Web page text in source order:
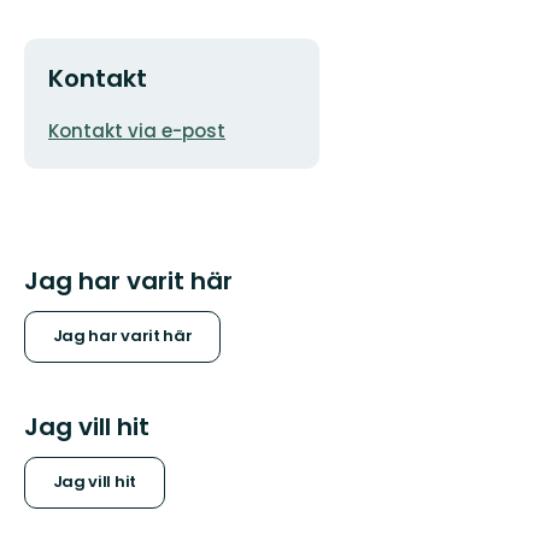
Kontakt
E-
Kontakt via e-post
Jag har varit här
Jag har varit här
Jag vill hit
Jag vill hit